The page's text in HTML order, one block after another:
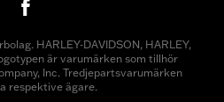
HARLEY-DAVIDSON, HARLEY,
är varumärken som tillhör
Inc. Tredjepartsvarumärken
respektive ägare.